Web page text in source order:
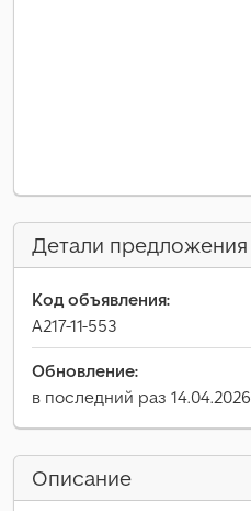
Детали предложения
Код объявления:
A217-11-553
Обновление:
в последний раз 14.04.2026
Описание